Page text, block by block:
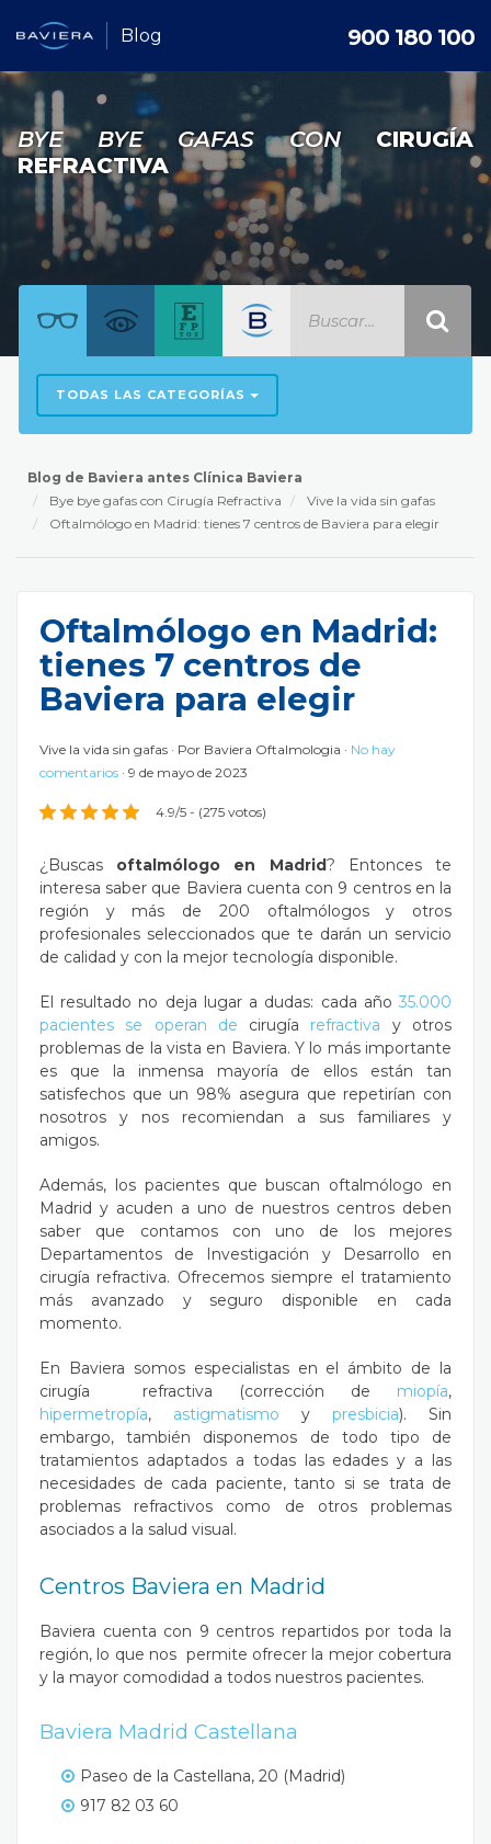
Blog 900 180 100
BYE BYE GAFAS CON CIRUGÍA
REFRACTIVA
TODAS LAS CATEGORÍAS
Blog de Baviera antes Clínica Baviera
Bye bye gafas con Cirugía Refractiva
Vive la vida sin gafas
Oftalmólogo en Madrid: tienes 7 centros de Baviera para elegir
Oftalmólogo en Madrid:
tienes 7 centros de
Baviera para elegir
Vive la vida sin gafas Por Baviera Oftalmologia
No hay
comentarios 9 de mayo de 2023
4.9/5 - (275 votos)
¿Buscas oftalmólogo en Madrid? Entonces te
interesa saber que Baviera cuenta con 9 centros en la
región y más de 200 oftalmólogos y otros
profesionales seleccionados que te darán un servicio
de calidad y con la mejor tecnología disponible.
El resultado no deja lugar a dudas: cada año 35.000
pacientes se operan de cirugía refractiva y otros
problemas de la vista en Baviera. Y lo más importante
es que la inmensa mayoría de ellos están tan
satisfechos que un 98% asegura que repetirían con
nosotros y nos recomiendan a sus familiares y
amigos.
Además, los pacientes que buscan oftalmólogo en
Madrid y acuden a uno de nuestros centros deben
saber que contamos con uno de los mejores
Departamentos de Investigación y Desarrollo en
cirugía refractiva. Ofrecemos siempre el tratamiento
más avanzado y seguro disponible en cada
momento.
En Baviera somos especialistas en el ámbito de la
cirugía refractiva (corrección de miopía,
hipermetropía, astigmatismo y presbicia). Sin
embargo, también disponemos de todo tipo de
tratamientos adaptados a todas las edades y a las
necesidades de cada paciente, tanto si se trata de
problemas refractivos como de otros problemas
asociados a la salud visual.
Centros Baviera en Madrid
Baviera cuenta con 9 centros repartidos por toda la
región, lo que nos permite ofrecer la mejor cobertura
y la mayor comodidad a todos nuestros pacientes.
Baviera Madrid Castellana
Paseo de la Castellana, 20 (Madrid)
917 82 03 60